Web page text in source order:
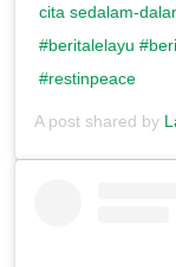
cita sedalam-
#beritalelayu
#restinpeace
A post shared by